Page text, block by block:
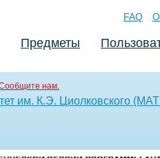
FAQ
Предметы
нам.
им. К.Э. Циолковского